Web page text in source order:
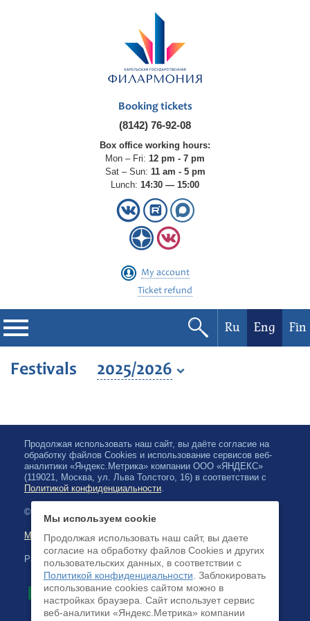
Booking tickets
(8142) 76-92-08
Box office working hours:
Mon – Fri: 12 pm - 7 pm
Sat – Sun: 11 am - 5 pm
Lunch: 14:30 — 15:00
My account
Ticket refund
Philharmonic
Festivals
Ru Eng Fin
Festivals 2025/2026
Продолжая использовать наш сайт, вы даёте согласие на
обработку файлов Cookies и использование сервисов веб-
аналитики «Яндекс.Метрика» компании ООО «ЯНДЕКС»
(119021, Москва, ул. Льва Толстого, 16) в соответствии с
Политикой конфиденциальности.
© 2026, Karelian State Philharmonic
Map of site
Payment by credit cards available
Мы используем cookie
Продолжая использовать наш сайт, вы даете
согласие на обработку файлов Cookies и других
пользовательских данных, в соответствии с
Политикой конфиденциальности . Заблокировать
использование cookies сайтом можно в
настройках браузера. Cайт использует сервис
веб-аналитики «Яндекс.Метрика» компании